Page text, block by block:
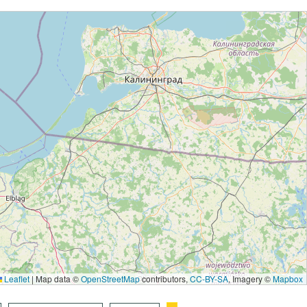
Leaflet | Map data ©OpenStreetMapcontributors,CC-BY-SA, Imagery ©Mapbox